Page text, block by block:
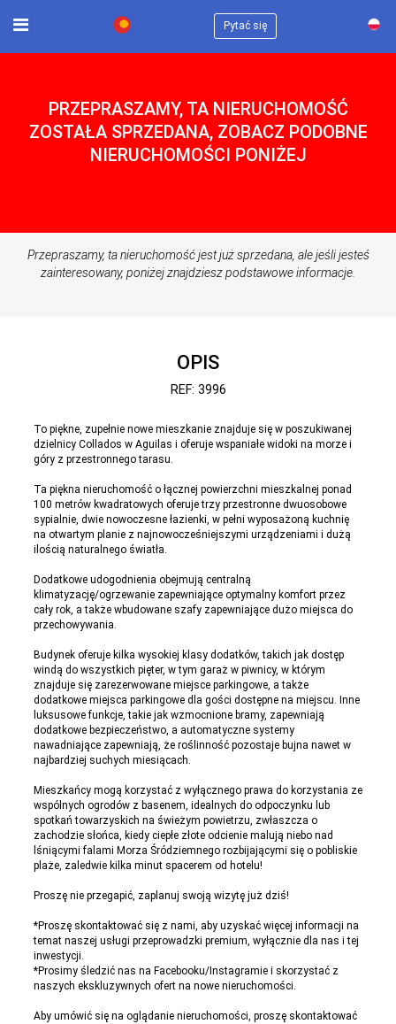
Pytać się
PRZEPRASZAMY, TA NIERUCHOMOŚĆ
ZOSTAŁA SPRZEDANA, ZOBACZ PODOBNE
NIERUCHOMOŚCI PONIŻEJ
Przepraszamy, ta nieruchomość jest już sprzedana, ale jeśli jesteś
zainteresowany, poniżej znajdziesz podstawowe informacje.
OPIS
REF: 3996
To piękne, zupełnie nowe mieszkanie znajduje się w poszukiwanej
dzielnicy Collados w Aguilas i oferuje wspaniałe widoki na morze i
góry z przestronnego tarasu.
Ta piękna nieruchomość o łącznej powierzchni mieszkalnej ponad
100 metrów kwadratowych oferuje trzy przestronne dwuosobowe
sypialnie, dwie nowoczesne łazienki, w pełni wyposażoną kuchnię
na otwartym planie z najnowocześniejszymi urządzeniami i dużą
ilością naturalnego światła.
Dodatkowe udogodnienia obejmują centralną
klimatyzację/ogrzewanie zapewniające optymalny komfort przez
cały rok, a także wbudowane szafy zapewniające dużo miejsca do
przechowywania.
Budynek oferuje kilka wysokiej klasy dodatków, takich jak dostęp
windą do wszystkich pięter, w tym garaż w piwnicy, w którym
znajduje się zarezerwowane miejsce parkingowe, a także
dodatkowe miejsca parkingowe dla gości dostępne na miejscu. Inne
luksusowe funkcje, takie jak wzmocnione bramy, zapewniają
dodatkowe bezpieczeństwo, a automatyczne systemy
nawadniające zapewniają, że roślinność pozostaje bujna nawet w
najbardziej suchych miesiącach.
Mieszkańcy mogą korzystać z wyłącznego prawa do korzystania ze
wspólnych ogrodów z basenem, idealnych do odpoczynku lub
spotkań towarzyskich na świeżym powietrzu, zwłaszcza o
zachodzie słońca, kiedy ciepłe złote odcienie malują niebo nad
lśniącymi falami Morza Śródziemnego rozbijającymi się o pobliskie
plaże, zaledwie kilka minut spacerem od hotelu!
Proszę nie przegapić, zaplanuj swoją wizytę już dziś!
*Proszę skontaktować się z nami, aby uzyskać więcej informacji na
temat naszej usługi przeprowadzki premium, wyłącznie dla nas i tej
inwestycji.
*Prosimy śledzić nas na Facebooku/Instagramie i skorzystać z
naszych ekskluzywnych ofert na nowe nieruchomości.
Aby umówić się na oglądanie nieruchomości, proszę skontaktować